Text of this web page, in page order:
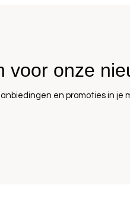
voor onze
en promoties in je